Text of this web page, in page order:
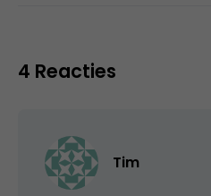
4 Reacties
Tim